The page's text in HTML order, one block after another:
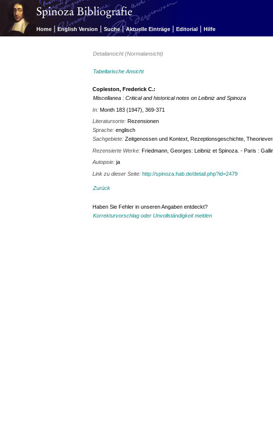
Home | English Version | Suche | Aktuelle Einträge | Editorial | Hilfe
Detailansicht (Normalansicht)
Tabellarische Ansicht
Copleston, Frederick C.:
Miscellanea : Critical and historical notes on Leibniz and Spinoza
In:Month 183 (1947), 369-371
Literatursorte:Rezensionen
Sprache:englisch
Sachgebiete:Zeitgenossen und Kontext, Rezeptionsgeschichte,
Rezensierte Werke:Friedmann, Georges: Leibniz et Spinoza. - Paris :
Autopsie:ja
Link zu dieser Seite:http://spinoza.hab.de/detail.php?id=2479
Zurück
Haben Sie Fehler in unseren Angaben entdeckt?
Korrekturvorschlag oder Unvollständigkeit melden